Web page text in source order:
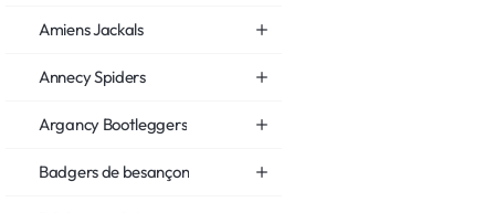
Amiens Jackals
Annecy Spiders
Argancy Bootleggers
Badgers de besançon